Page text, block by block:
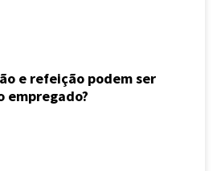
e refeição podem ser
empregado?